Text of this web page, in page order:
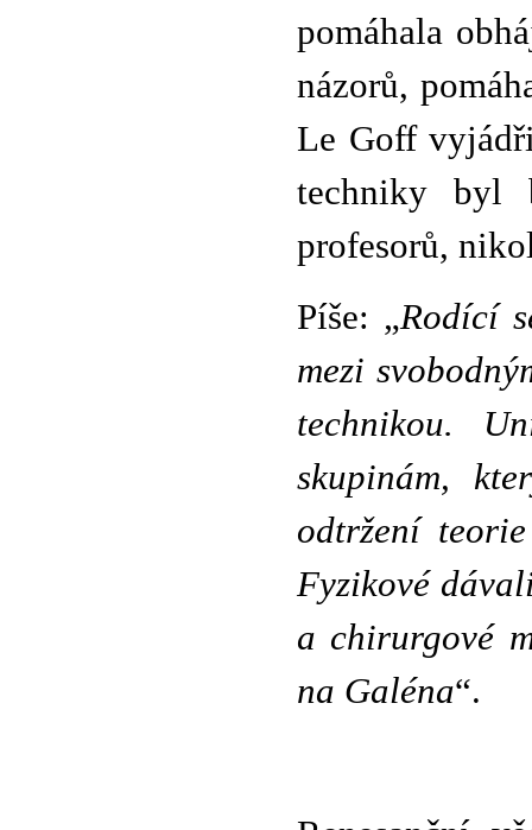
pomáhala
názorů,
Le Goff
techniky byl
profesorů,
Píše: „Rodící
mezi
technikou.
skupinám,
odtržení
Fyzikové
a chirurgové
na Galéna“.